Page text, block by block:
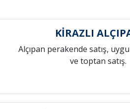
KİRAZLI
Alçıpan perakende satış,
ve toptan satış.